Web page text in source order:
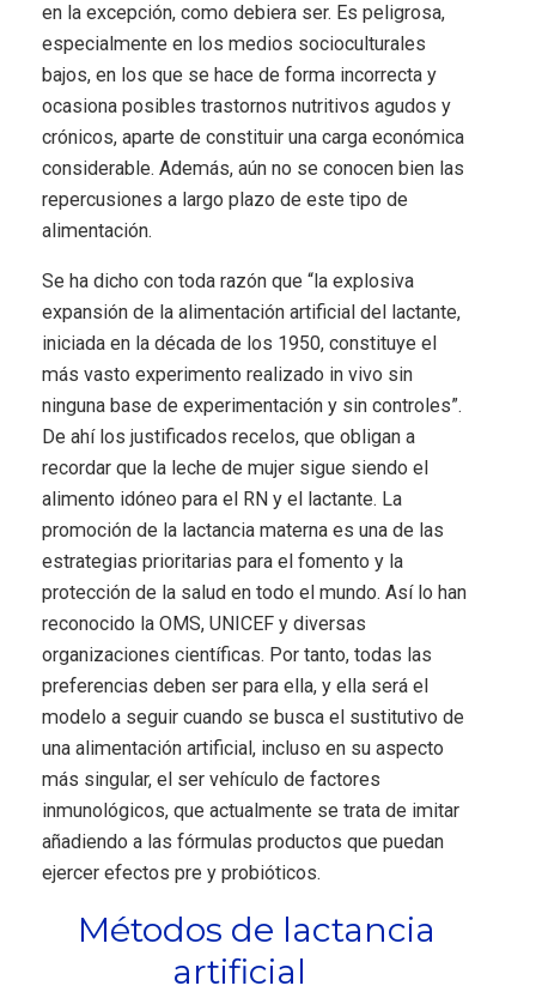
en la excepción, como debiera ser. Es peligrosa,
especialmente en los medios socioculturales
bajos, en los que se hace de forma incorrecta y
ocasiona posibles trastornos nutritivos agudos y
crónicos, aparte de constituir una carga económica
considerable. Además, aún no se conocen bien las
repercusiones a largo plazo de este tipo de
alimentación.
Se ha dicho con toda razón que “la explosiva
expansión de la alimentación artificial del lactante,
iniciada en la década de los 1950, constituye el
más vasto experimento realizado in vivo sin
ninguna base de experimentación y sin controles”.
De ahí los justificados recelos, que obligan a
recordar que la leche de mujer sigue siendo el
alimento idóneo para el RN y el lactante. La
promoción de la lactancia materna es una de las
estrategias prioritarias para el fomento y la
protección de la salud en todo el mundo. Así lo han
reconocido la OMS, UNICEF y diversas
organizaciones científicas. Por tanto, todas las
preferencias deben ser para ella, y ella será el
modelo a seguir cuando se busca el sustitutivo de
una alimentación artificial, incluso en su aspecto
más singular, el ser vehículo de factores
inmunológicos, que actualmente se trata de imitar
añadiendo a las fórmulas productos que puedan
ejercer efectos pre y probióticos.
Métodos de lactancia
artificial